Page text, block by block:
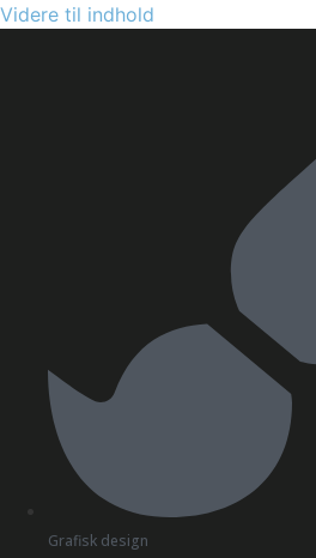
Videre til indhold
Grafisk design